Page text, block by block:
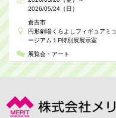
2026/05/24（日）
倉吉市
円形劇場くらよしフィギュアミュ
ージアム１F特別展展示室
展覧会・アート